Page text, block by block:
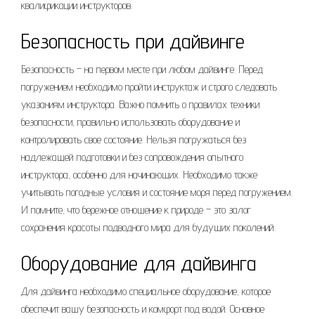
квалификации инструкторов.
Безопасность при дайвинге
Безопасность – на первом месте при любом дайвинге. Перед
погружением необходимо пройти инструктаж и строго следовать
указаниям инструктора. Важно помнить о правилах техники
безопасности, правильно использовать оборудование и
контролировать свое состояние. Нельзя погружаться без
надлежащей подготовки и без сопровождения опытного
инструктора, особенно для начинающих. Необходимо также
учитывать погодные условия и состояние моря перед погружением.
И помните, что бережное отношение к природе – это залог
сохранения красоты подводного мира для будущих поколений.
Оборудование для дайвинга
Для дайвинга необходимо специальное оборудование, которое
обеспечит вашу безопасность и комфорт под водой. Основное